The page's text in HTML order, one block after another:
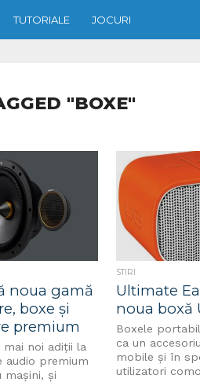
TUTORIALE JOCURI
"BOXE"
noua gamă
boxe și
premium
mai noi adiții la
audio premium
mașini, și
STIRI
Ultimate
noua boxă
Boxele
ca un
mobile și în
utilizatori